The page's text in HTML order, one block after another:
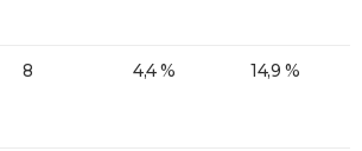
8 4,4 % 14,9 %